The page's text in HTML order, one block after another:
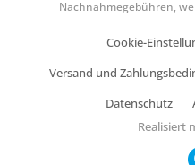
Nachnahmegebühren,
Cookie-
Versand und
Datenschutz
Realisiert